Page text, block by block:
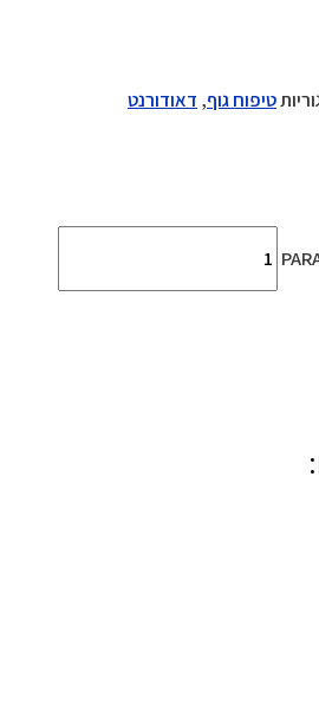
טיפוח גוף, דאודורנט